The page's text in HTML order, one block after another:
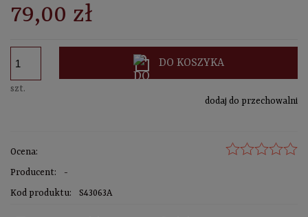
79,00 zł
szt.
DO KOSZYKA
dodaj do przechowalni
Ocena:
Producent:
-
Kod produktu:
S43063A